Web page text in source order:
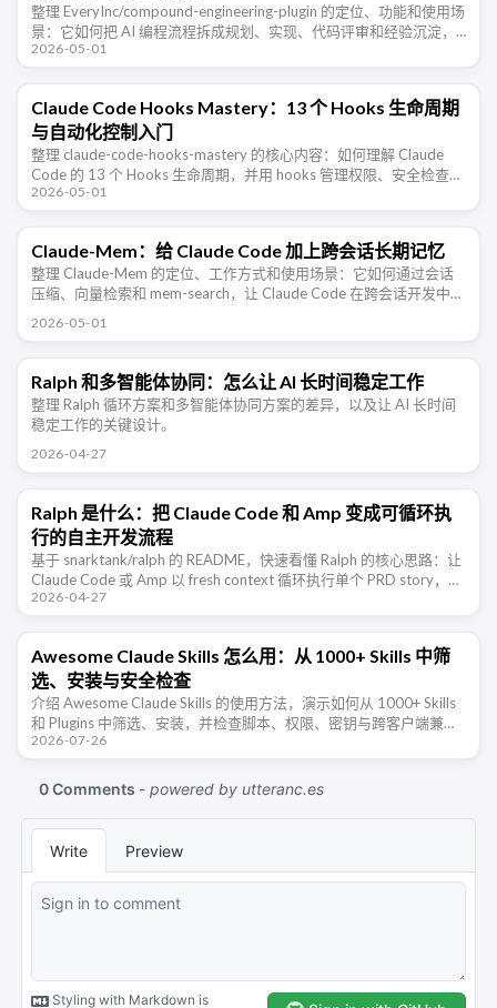
整理 EveryInc/compound-engineering-plugin 的定位、功能和使用场
景：它如何把 AI 编程流程拆成规划、实现、代码评审和经验沉淀，
并适配 Claude …
2026-05-01
Claude Code Hooks Mastery：13 个 Hooks 生命周期
与自动化控制入门
整理 claude-code-hooks-mastery 的核心内容：如何理解 Claude
Code 的 13 个 Hooks 生命周期，并用 hooks 管理权限、安全检查、
上下文注入、子代理、团 …
2026-05-01
Claude-Mem：给 Claude Code 加上跨会话长期记忆
整理 Claude-Mem 的定位、工作方式和使用场景：它如何通过会话
压缩、向量检索和 mem-search，让 Claude Code 在跨会话开发中保
2026-05-01
Ralph 和多智能体协同：怎么让 AI 长时间稳定工作
整理 Ralph 循环方案和多智能体协同方案的差异，以及让 AI 长时间
稳定工作的关键设计。
2026-04-27
Ralph 是什么：把 Claude Code 和 Amp 变成可循环执
行的自主开发流程
基于 snarktank/ralph 的 README，快速看懂 Ralph 的核心思路：让
Claude Code 或 Amp 以 fresh context 循环执行单个 PRD story，并
通 …
2026-04-27
Awesome Claude Skills 怎么用：从 1000+ Skills 中筛
选、安装与安全检查
介绍 Awesome Claude Skills 的使用方法，演示如何从 1000+ Skills
和 Plugins 中筛选、安装，并检查脚本、权限、密钥与跨客户端兼容
性。
2026-07-26